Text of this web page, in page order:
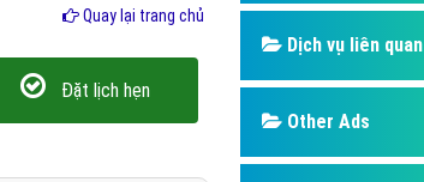
Quay lại trang chủ
Đặt lịch hẹn
Dịch vụ liên quan
Other Ads